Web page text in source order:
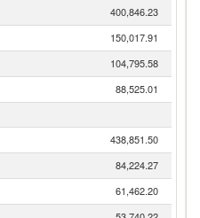
400,846.23
150,017.91
104,795.58
88,525.01
438,851.50
84,224.27
61,462.20